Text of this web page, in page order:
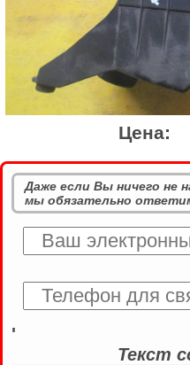
Цена:
Даже если Вы ничего не
мы обязательно
'
Текст